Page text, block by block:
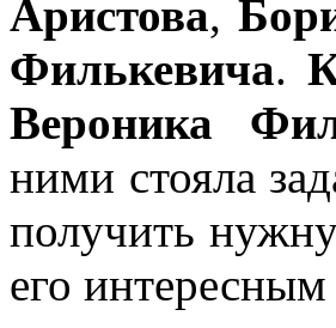
Аристова,
Филькевича.
Вероника
ними стояла
получить
его